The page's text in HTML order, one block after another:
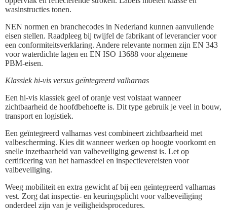
wasinstructies tonen.
NEN normen en branchecodes in Nederland kunnen aanvullende
eisen stellen. Raadpleeg bij twijfel de fabrikant of leverancier voor
een conformiteitsverklaring. Andere relevante normen zijn EN 343
voor waterdichte lagen en EN ISO 13688 voor algemene
PBM‑eisen.
Klassiek hi‑vis versus geïntegreerd valharnas
Een hi-vis klassiek geel of oranje vest volstaat wanneer
zichtbaarheid de hoofdbehoefte is. Dit type gebruik je veel in bouw,
transport en logistiek.
Een geïntegreerd valharnas vest combineert zichtbaarheid met
valbescherming. Kies dit wanneer werken op hoogte voorkomt en
snelle inzetbaarheid van valbeveiliging gewenst is. Let op
certificering van het harnasdeel en inspectievereisten voor
valbeveiliging.
Weeg mobiliteit en extra gewicht af bij een geïntegreerd valharnas
vest. Zorg dat inspectie- en keuringsplicht voor valbeveiliging
onderdeel zijn van je veiligheidsprocedures.